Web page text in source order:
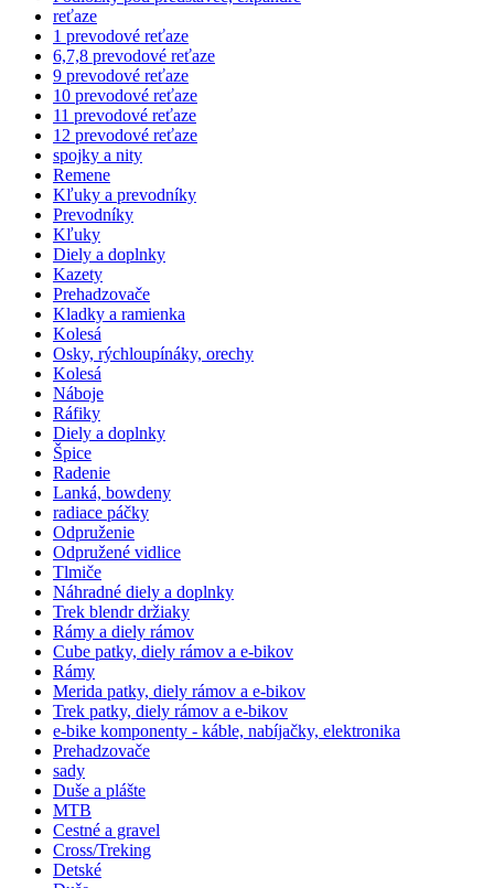
reťaze
1 prevodové reťaze
6,7,8 prevodové reťaze
9 prevodové reťaze
10 prevodové reťaze
11 prevodové reťaze
12 prevodové reťaze
spojky a nity
Remene
Kľuky a prevodníky
Prevodníky
Kľuky
Diely a doplnky
Kazety
Prehadzovače
Kladky a ramienka
Kolesá
Osky, rýchloupínáky, orechy
Kolesá
Náboje
Ráfiky
Diely a doplnky
Špice
Radenie
Lanká, bowdeny
radiace páčky
Odpruženie
Odpružené vidlice
Tlmiče
Náhradné diely a doplnky
Trek blendr držiaky
Rámy a diely rámov
Cube patky, diely rámov a e-bikov
Rámy
Merida patky, diely rámov a e-bikov
Trek patky, diely rámov a e-bikov
e-bike komponenty - káble, nabíjačky, elektronika
Prehadzovače
sady
Duše a plášte
MTB
Cestné a gravel
Cross/Treking
Detské